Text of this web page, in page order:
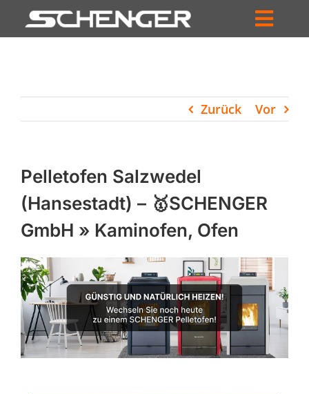
Inhalt
HÄNDLERSUCHE
UNTERNEHMEN
PROFIL
WARENKORB
PRODUCTS
SEARCH
Zurück Vor
Pelletofen Salzwedel
(Hansestadt) – 🥇SCHENGER
GmbH » Kaminofen, Ofen